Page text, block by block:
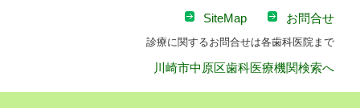
SiteMap お問合せ
診療に関するお問合せは各歯科医院まで
川崎市中原区歯科医療機関検索へ